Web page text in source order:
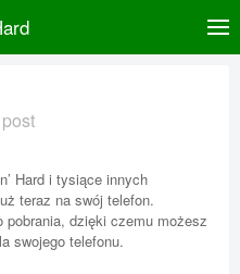
Hard i tysiące innych
teraz na swój telefon.
pobrania, dzięki czemu możesz
swojego telefonu.